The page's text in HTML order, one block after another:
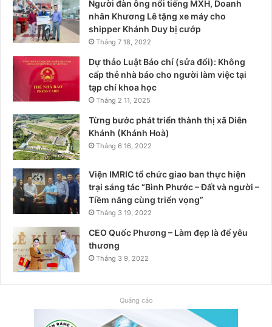
Người đàn ông nổi tiếng MXH, Doanh
nhân Khương Lê tặng xe máy cho
shipper Khánh Duy bị cướp
Tháng 7 18, 2022
Dự thảo Luật Báo chí (sửa đổi): Không
cấp thẻ nhà báo cho người làm việc tại
tạp chí khoa học
Tháng 2 11, 2025
Từng bước phát triển thành thị xã Diên
Khánh (Khánh Hoà)
Tháng 6 16, 2022
Viện IMRIC tổ chức giao ban thực hiện
trại sáng tác “Bình Phước – Đất và người –
Tiềm năng cùng triển vọng”
Tháng 3 19, 2022
CEO Quốc Phương – Làm đẹp là để yêu
thương
Tháng 3 9, 2022
Quảng cáo